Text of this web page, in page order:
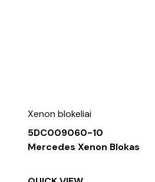
Xenon blokeliai
5DC009060-10
Mercedes Xenon Blokas